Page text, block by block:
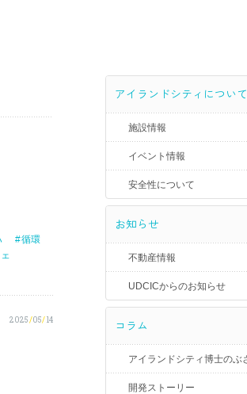
アイランドシティについて
施設情報
イベント情報
安全性について
お知らせ
不動産情報
UDCICからのお知らせ
コラム
アイランドシティ博士のぶ
開発ストーリー
循環
2025/05/14